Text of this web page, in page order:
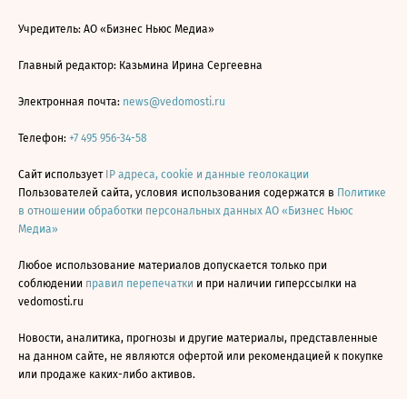
Учредитель: АО «Бизнес Ньюс Медиа»
Главный редактор: Казьмина Ирина Сергеевна
Электронная почта: news@vedomosti.ru
Телефон: +7 495 956-34-58
Сайт использует IP адреса, cookie и данные геолокации
Пользователей сайта, условия использования содержатся в Политике
в отношении обработки персональных данных АО «Бизнес Ньюс
Медиа»
Любое использование материалов допускается только при
соблюдении правил перепечатки и при наличии гиперссылки на
vedomosti.ru
Новости, аналитика, прогнозы и другие материалы, представленные
на данном сайте, не являются офертой или рекомендацией к покупке
или продаже каких-либо активов.